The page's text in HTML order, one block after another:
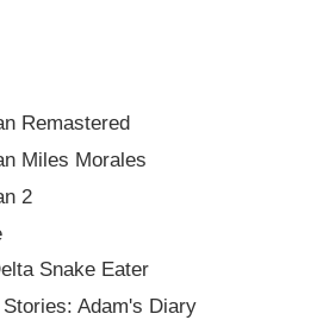
Remastered
Miles Morales
2
Snake Eater
Adam's Diary